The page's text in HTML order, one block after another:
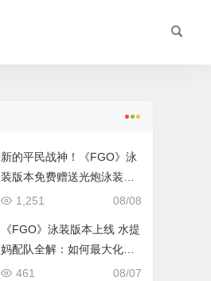
新的平民战神！《FGO》泳
装版本免费赠送光炮泳装呼
延灼解析
08/08
1,251
《FGO》泳装版本上线 水提
妈配队全解：如何最大化暴
击收益？
08/07
461